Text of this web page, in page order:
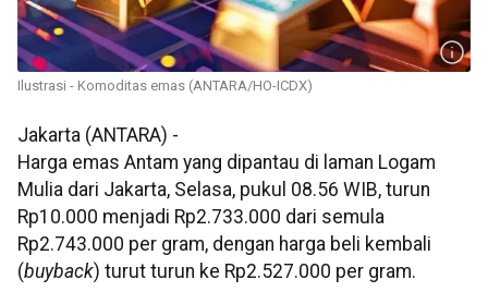
Ilustrasi - Komoditas emas (ANTARA/HO-ICDX)
Jakarta (ANTARA) -
Harga emas Antam yang dipantau di laman Logam
Mulia dari Jakarta, Selasa, pukul 08.56 WIB, turun
Rp10.000 menjadi Rp2.733.000 dari semula
Rp2.743.000 per gram, dengan harga beli kembali
(buyback) turut turun ke Rp2.527.000 per gram.